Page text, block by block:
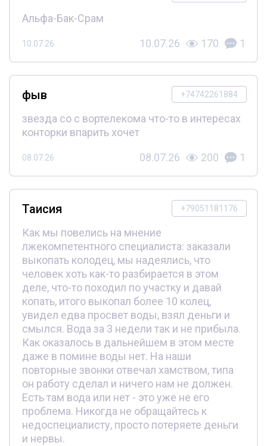
Альфа-Бак-Срам
10.07.26 10.07.26 170 1
+74742261884
фыв
звезда со с вортелекома что-то в интересах
конторки впарить хочет
08.07.26 08.07.26 200 1
+79051181176
Таисия
Как мы повелись на мнение
лжекомпетентного специалиста: заказали
выкопать колодец, мы надеялись, что
человек хоть как-то разбирается в этом
деле, что-то походил по участку и давай
копать, итого выкопал более 10 колец,
увидел едва просвет воды, взял деньги и
смылся. Вода за 3 недели так и не прибыла.
Как оказалось в дальнейшем в этом месте
даже в помине воды нет. На наши
повторные звонки отвечал хамством, типа
он работу сделал и ничего нам не должен.
Есть там вода или нет - это уже не его
проблема. Никогда не обращайтесь к
недоспециалисту, просто потеряете деньги
и нервы.